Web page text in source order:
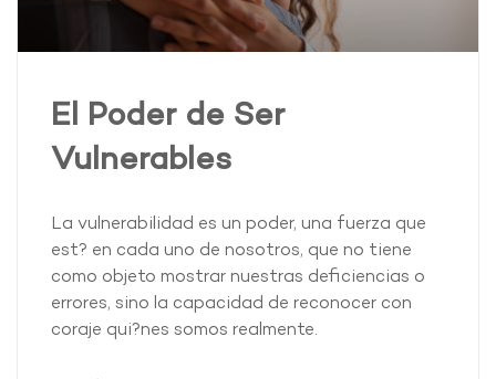
El Poder de Ser
Vulnerables
La vulnerabilidad es un poder, una fuerza que
est? en cada uno de nosotros, que no tiene
como objeto mostrar nuestras deficiencias o
errores, sino la capacidad de reconocer con
coraje qui?nes somos realmente.